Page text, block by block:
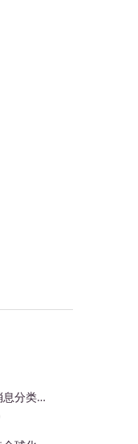
抖音在线客服系统支持消息分类，私信和粉丝群消息一键区分